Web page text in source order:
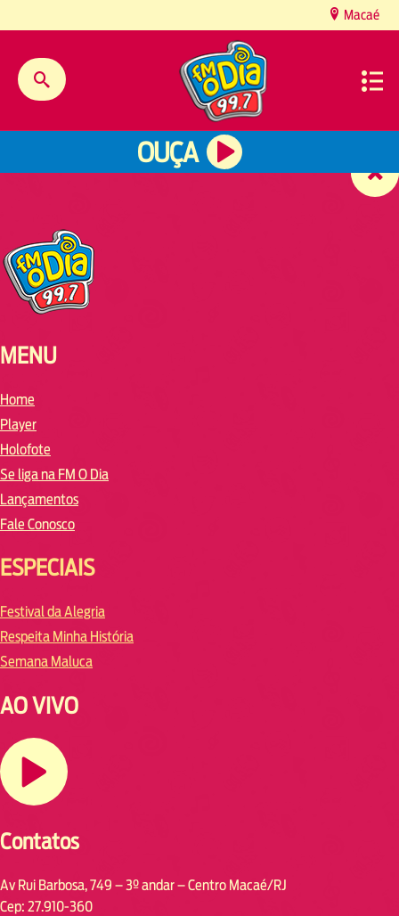
Macaé
OUÇA
MENU
Home
Player
Holofote
Se liga na FM O Dia
Lançamentos
Fale Conosco
ESPECIAIS
Festival da Alegria
Respeita Minha História
Semana Maluca
AO VIVO
Contatos
Av Rui Barbosa, 749 – 3º andar – Centro Macaé/RJ
Cep: 27.910-360